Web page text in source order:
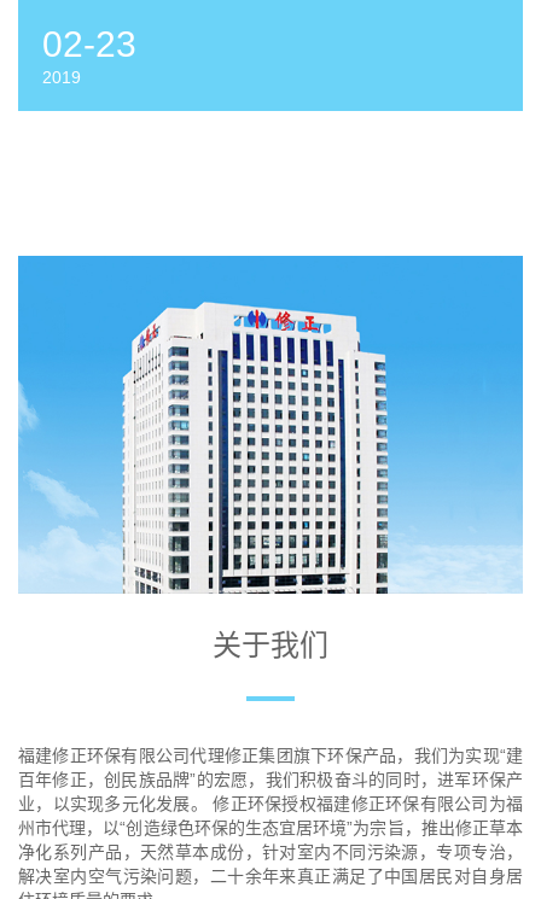
02-23
2019
关于我们
福建修正环保有限公司代理修正集团旗下环保产品，我们为实现“建
百年修正，创民族品牌”的宏愿，我们积极奋斗的同时，进军环保产
业，以实现多元化发展。 修正环保授权福建修正环保有限公司为福
州市代理，以“创造绿色环保的生态宜居环境”为宗旨，推出修正草本
净化系列产品，天然草本成份，针对室内不同污染源，专项专治，
解决室内空气污染问题，二十余年来真正满足了中国居民对自身居